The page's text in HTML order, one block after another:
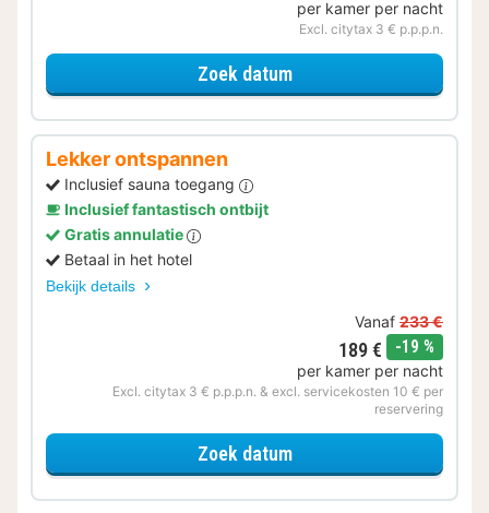
per kamer per nacht
Excl. citytax 3 € p.p.p.n.
Zoek datumvoor Met parkeerplek
Lekker ontspannen
Inclusief sauna toegang
Inclusief fantastisch ontbijt
Gratis annulatie
Betaal in het hotel
Bekijk details
Vanaf 233 €
189 € -19 %
per kamer per nacht
Excl. citytax 3 € p.p.p.n. & excl. servicekosten 10 € per
reservering
Zoek datumvoor Lekker ontspannen